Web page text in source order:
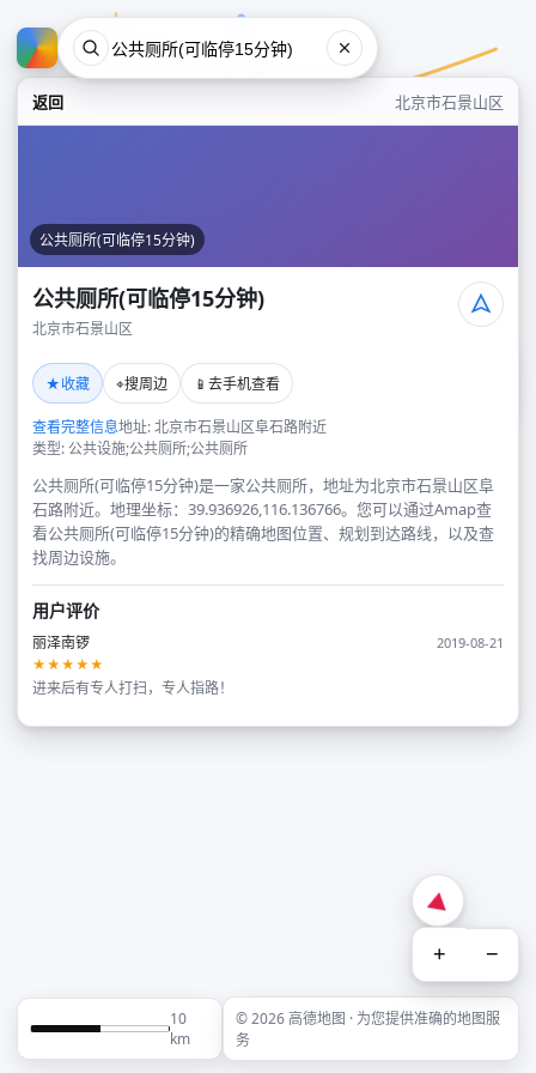
返回 北京市石景山区
公共厕所(可临停15分钟)
公共厕所(可临停15分钟)
北京市石景山区
★收藏 ⌖搜周边 📱 去手机查看
查看完整信息地址: 北京市石景山区阜石路附近
类型: 公共设施;公共厕所;公共厕所
公共厕所(可临停15分钟)是一家公共厕所，地址为北京市石景山区阜
石路附近。地理坐标：39.936926,116.136766。您可以通过Amap查
看公共厕所(可临停15分钟)的精确地图位置、规划到达路线，以及查
找周边设施。
用户评价
丽泽南锣
2019-08-21
★★★★★
进来后有专人打扫，专人指路！
+ −
10
km
© 2026 高德地图 · 为您提供准确的地图服
务